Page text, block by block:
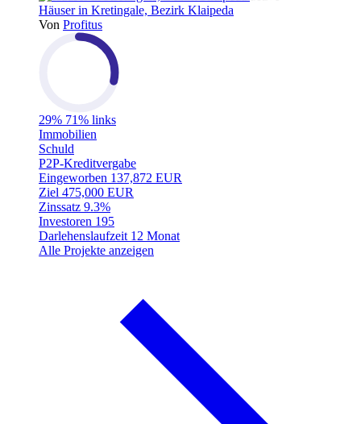
Häuser in Kretingale, Bezirk Klaipeda
Von Profitus
29% 71% links
Immobilien
Schuld
P2P-Kreditvergabe
Eingeworben 137,872 EUR
Ziel 475,000 EUR
Zinssatz 9.3%
Investoren 195
Darlehenslaufzeit 12 Monat
Alle Projekte anzeigen